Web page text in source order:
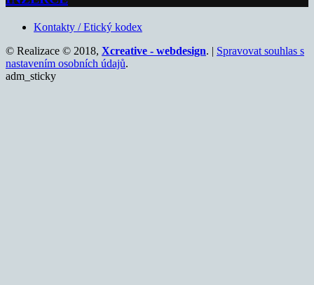
Kontakty / Etický kodex
© Realizace © 2018, Xcreative - webdesign. | Spravovat souhlas s
nastavením osobních údajů.
adm_sticky